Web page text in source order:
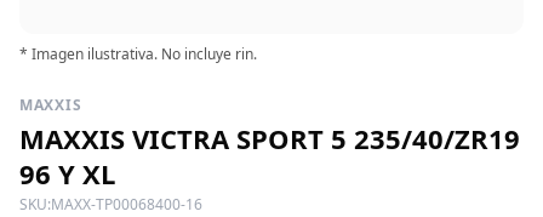
* Imagen ilustrativa. No incluye rin.
MAXXIS
MAXXIS VICTRA SPORT 5 235/40/ZR19
96 Y XL
SKU:MAXX-TP00068400-16